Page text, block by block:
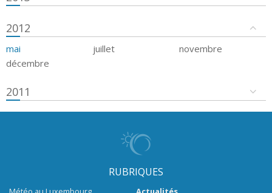
2012
mai juillet
novembre
décembre
2011
RUBRIQUES